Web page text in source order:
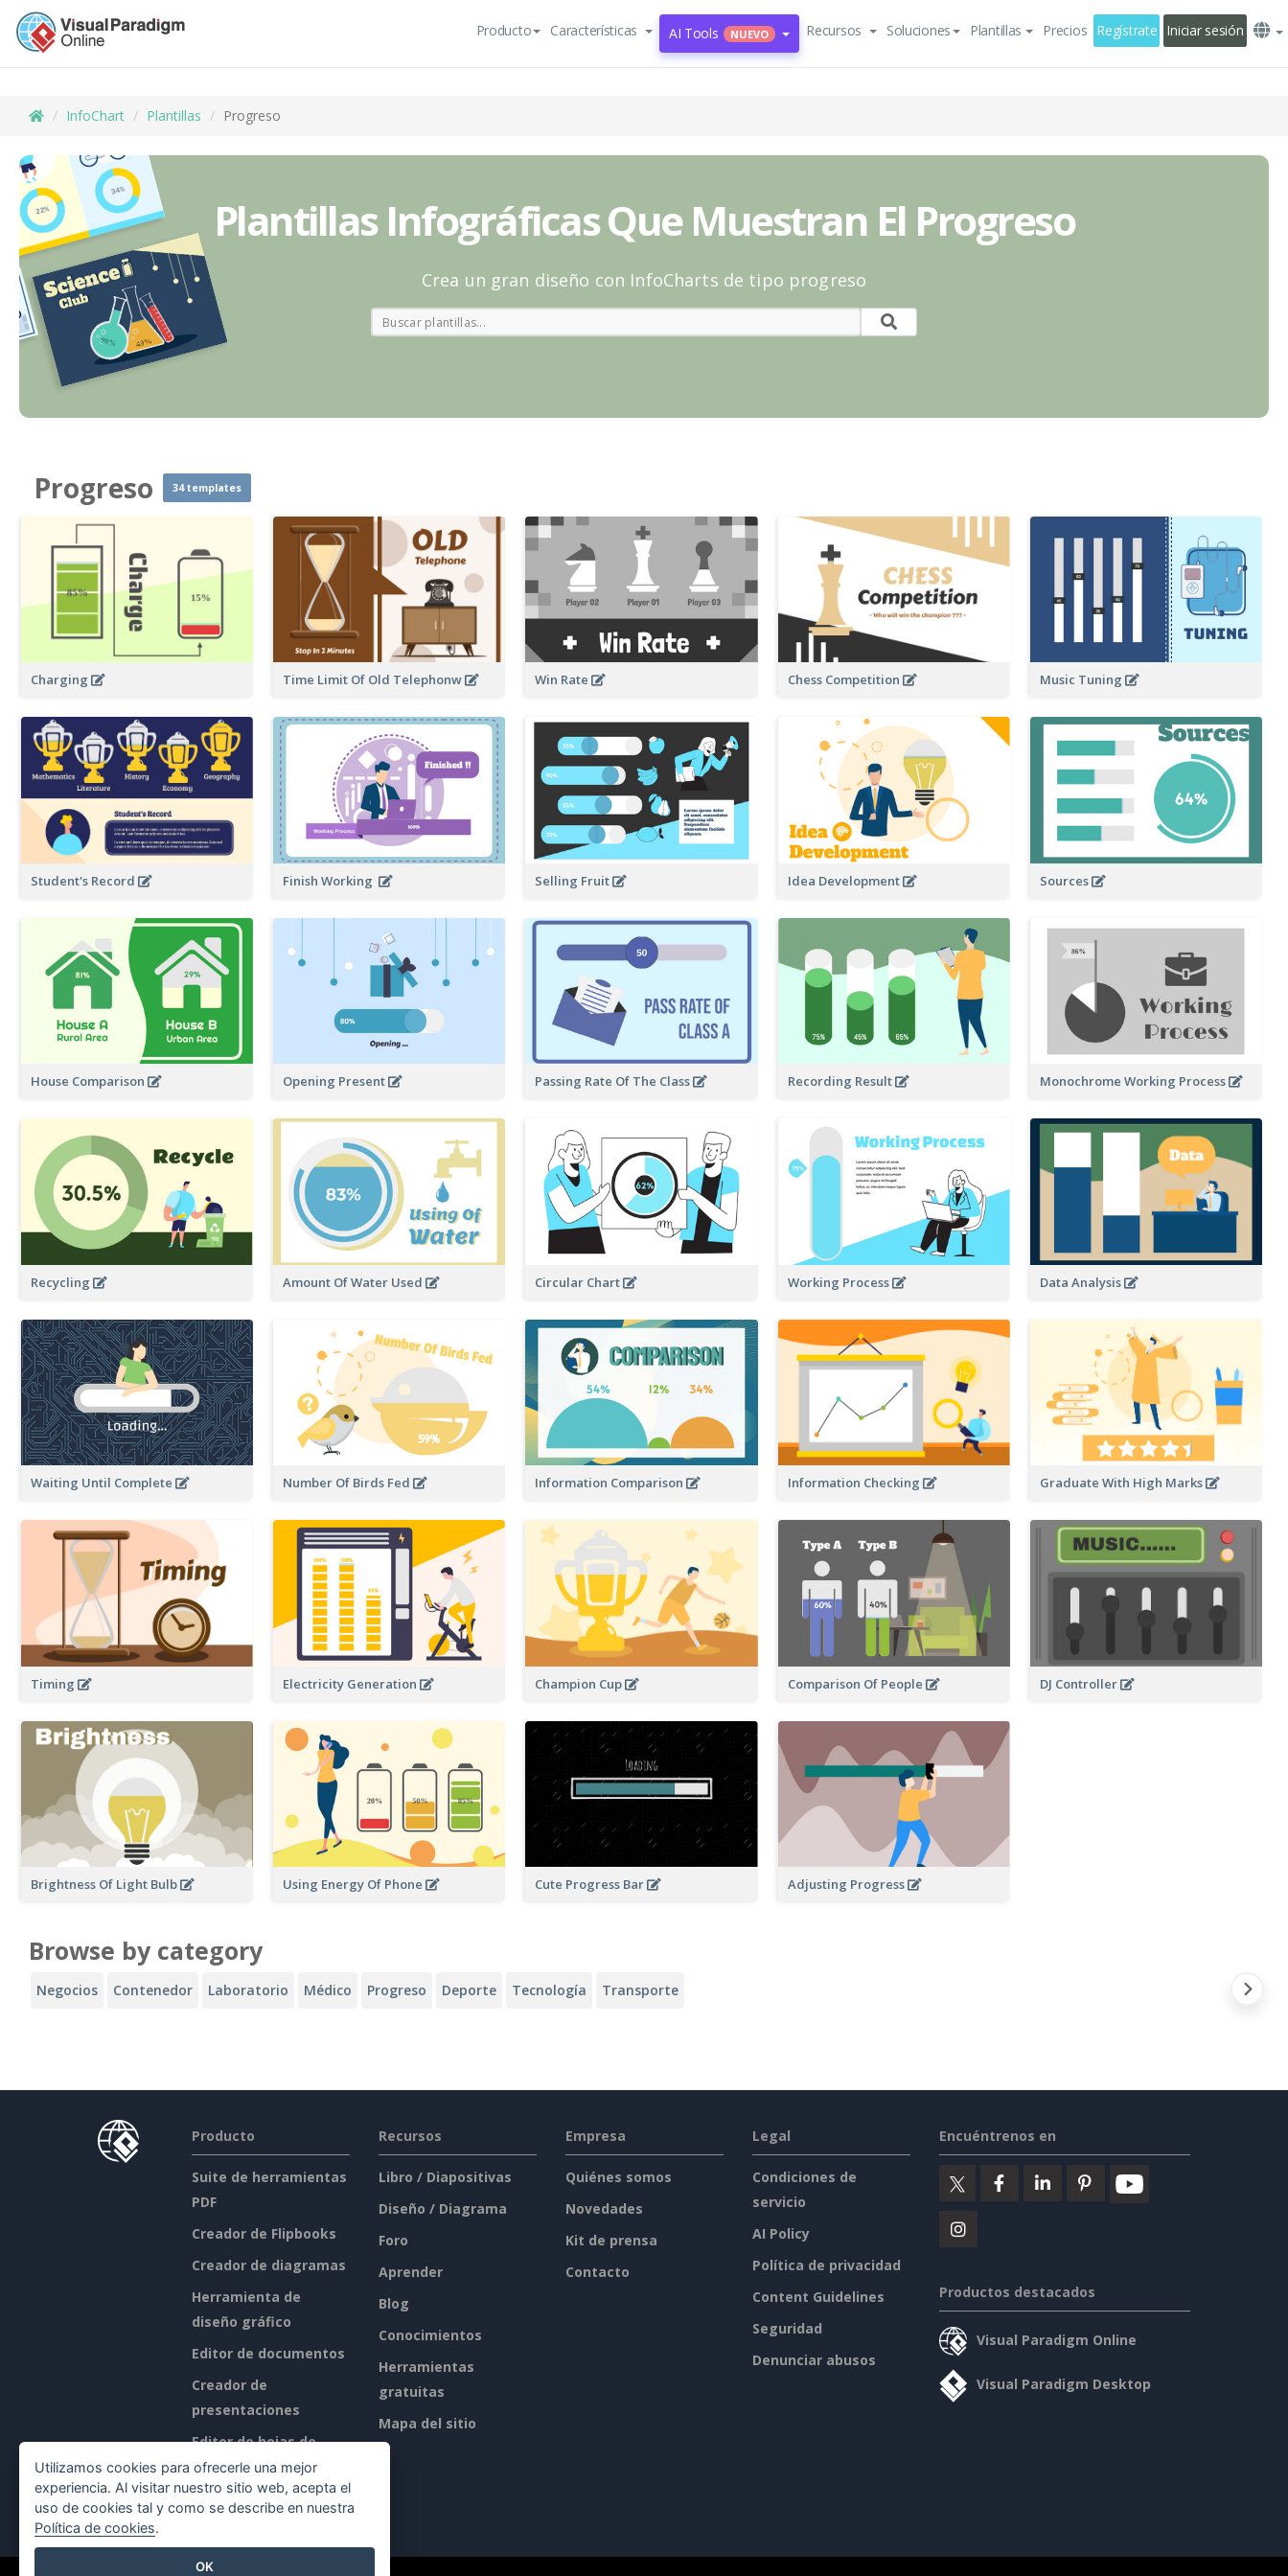
Producto Características AI Tools NUEVO Recursos Soluciones Plantillas Precios Regístrate Iniciar sesión
InfoChart Plantillas Progreso
Plantillas Infográficas Que Muestran El Progreso
Crea un gran diseño con InfoCharts de tipo progreso
Progreso 34 templates
Charging Time Limit Of Old Telephonw Win Rate Chess Competition Music Tuning
Student's Record Finish Working Selling Fruit Idea Development Sources
House Comparison Opening Present Passing Rate Of The Class Recording Result Monochrome Working Process
Recycling Amount Of Water Used Circular Chart Working Process Data Analysis
Waiting Until Complete Number Of Birds Fed Information Comparison Information Checking Graduate With High Marks
Timing Electricity Generation Champion Cup Comparison Of People DJ Controller
Brightness Of Light Bulb Using Energy Of Phone Cute Progress Bar Adjusting Progress
Browse by category
Negocios Contenedor Laboratorio Médico Progreso Deporte Tecnología Transporte
Producto
Suite de herramientas
PDF
Creador de Flipbooks
Creador de diagramas
Herramienta de
diseño gráfico
Editor de documentos
Creador de
presentaciones
Editor de hojas de
cálculo
Precios
Recursos
Libro / Diapositivas
Diseño / Diagrama
Foro
Aprender
Blog
Conocimientos
Herramientas
gratuitas
Mapa del sitio
Empresa
Quiénes somos
Novedades
Kit de prensa
Contacto
Legal
Condiciones de
servicio
AI Policy
Política de privacidad
Content Guidelines
Seguridad
Denunciar abusos
Encuéntrenos en
Productos destacados
Visual Paradigm Online
Visual Paradigm Desktop
Utilizamos cookies para ofrecerle una mejor
experiencia. Al visitar nuestro sitio web, acepta el
uso de cookies tal y como se describe en nuestra
Política de cookies.
OK